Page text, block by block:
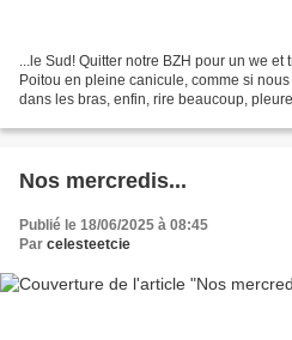
...le Sud! Quitter notre BZH pour un we
Poitou en pleine canicule, comme si
dans les bras, enfin, rire beaucoup,
Nos mercredis...
Publié le 18/06/2025 à 08:45
Par celesteetcie